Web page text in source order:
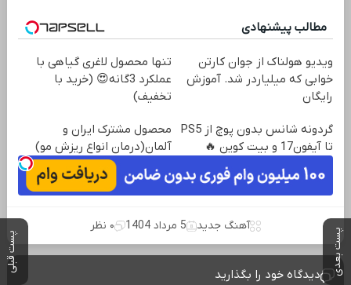
پست بعدی پست قبلی
مطالب پیشنهادی
ویدیو هولناک از جوان کارتن
خوابی که میلیاردر شد. آموزش
رایگان
تنها محصول لاغری گیاهی با
عملکرد 3گانه😍 (خرید با
تخفیف)
گردونه شانس بدون پوچ از PS5
تا آیفون17 و بیت کوین 🔥
محصول مشترک ایران و
آلمان(درمان انواع ریزش مو)
آهنگ جدید 5 مرداد 1404 ۰ نظر
دیدگاه خود را بگذارید